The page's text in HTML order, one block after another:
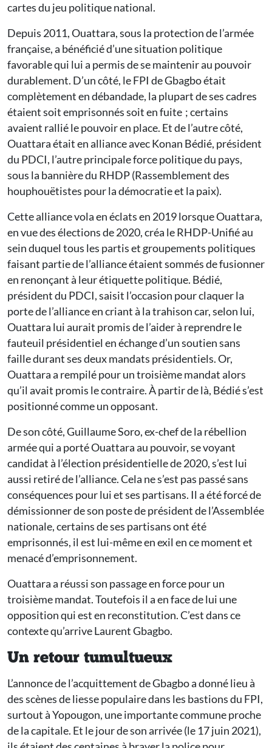
cartes du jeu politique national.
Depuis 2011, Ouattara, sous la protection de l’armée
française, a bénéficié d’une situation politique
favorable qui lui a permis de se maintenir au pouvoir
durablement. D’un côté, le FPI de Gbagbo était
complètement en débandade, la plupart de ses cadres
étaient soit emprisonnés soit en fuite ; certains
avaient rallié le pouvoir en place. Et de l’autre côté,
Ouattara était en alliance avec Konan Bédié, président
du PDCI, l’autre principale force politique du pays,
sous la bannière du RHDP (Rassemblement des
houphouëtistes pour la démocratie et la paix).
Cette alliance vola en éclats en 2019 lorsque Ouattara,
en vue des élections de 2020, créa le RHDP-Unifié au
sein duquel tous les partis et groupements politiques
faisant partie de l’alliance étaient sommés de fusionner
en renonçant à leur étiquette politique. Bédié,
président du PDCI, saisit l’occasion pour claquer la
porte de l’alliance en criant à la trahison car, selon lui,
Ouattara lui aurait promis de l’aider à reprendre le
fauteuil présidentiel en échange d’un soutien sans
faille durant ses deux mandats présidentiels. Or,
Ouattara a rempilé pour un troisième mandat alors
qu’il avait promis le contraire. À partir de là, Bédié s’est
positionné comme un opposant.
De son côté, Guillaume Soro, ex-chef de la rébellion
armée qui a porté Ouattara au pouvoir, se voyant
candidat à l’élection présidentielle de 2020, s’est lui
aussi retiré de l’alliance. Cela ne s’est pas passé sans
conséquences pour lui et ses partisans. Il a été forcé de
démissionner de son poste de président de l’Assemblée
nationale, certains de ses partisans ont été
emprisonnés, il est lui-même en exil en ce moment et
menacé d’emprisonnement.
Ouattara a réussi son passage en force pour un
troisième mandat. Toutefois il a en face de lui une
opposition qui est en reconstitution. C’est dans ce
contexte qu’arrive Laurent Gbagbo.
Un retour tumultueux
L’annonce de l’acquittement de Gbagbo a donné lieu à
des scènes de liesse populaire dans les bastions du FPI,
surtout à Yopougon, une importante commune proche
de la capitale. Et le jour de son arrivée (le 17 juin 2021),